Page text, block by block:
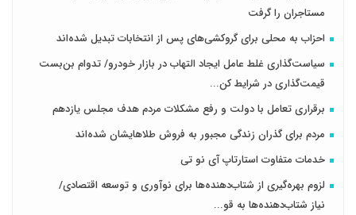
مستاجران را گرفت
احزاب به محلی برای گروکشی‌های پس از انتخابات تبدیل شده‌اند
سیاست‌گذاری غلط عامل ایجاد التهاب در بازار خودرو/ تدوام بن‌بست
قیمت‌گذاری در شرایط کن...
برقراری تعامل با دولت و رفع مشکلات مردم هدف مجلس‌ یازدهم
مردم برای گذران زندگی مجبور به فروش طلاهایشان شده‌اند
خدمات متفاوت استارتاپ آی نو تی
لزوم بهره‌گیری از شتاب‌دهنده‌ها برای نوآوری و توسعه اقتصادی/
نیاز شتاب‌دهنده‌ها به قو...